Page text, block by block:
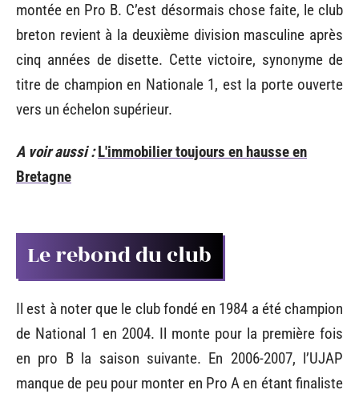
montée en Pro B. C’est désormais chose faite, le club
breton revient à la deuxième division masculine après
cinq années de disette. Cette victoire, synonyme de
titre de champion en Nationale 1, est la porte ouverte
vers un échelon supérieur.
A voir aussi : L'immobilier toujours en hausse en
Bretagne
Le rebond du club
Il est à noter que le club fondé en 1984 a été champion
de National 1 en 2004. Il monte pour la première fois
en pro B la saison suivante. En 2006-2007, l’UJAP
manque de peu pour monter en Pro A en étant finaliste